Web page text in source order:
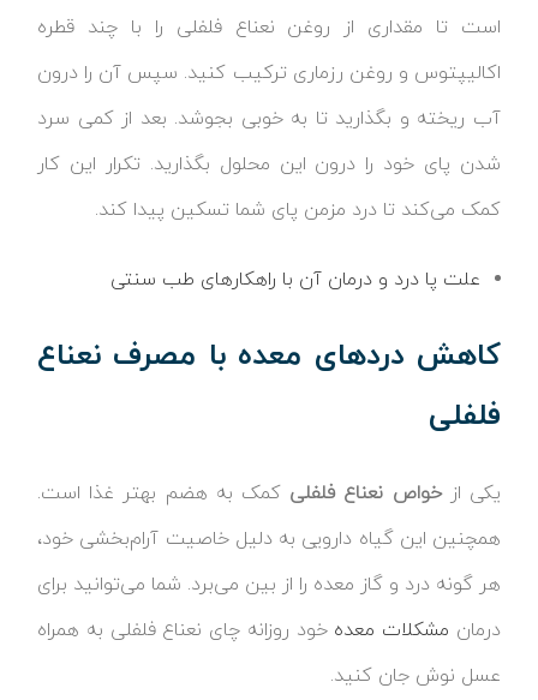
است تا مقداری از روغن نعناع فلفلی را با چند قطره
اکالیپتوس و روغن رزماری ترکیب کنید. سپس آن را درون
آب ریخته و بگذارید تا به خوبی بجوشد. بعد از کمی سرد
شدن پای خود را درون این محلول بگذارید. تکرار این کار
کمک می‌کند تا درد مزمن پای شما تسکین پیدا کند.
علت پا درد و درمان آن با راهکارهای طب سنتی
کاهش دردهای معده با مصرف نعناع
فلفلی
یکی ازخواص نعناع فلفلی کمک به هضم بهتر غذا است.
همچنین این گیاه دارویی به دلیل خاصیت آرام‌بخشی خود،
هر گونه درد و گاز معده را از بین می‌برد. شما می‌توانید برای
درمان مشکلات معده خود روزانه چای نعناع فلفلی به همراه
عسل نوش جان کنید.